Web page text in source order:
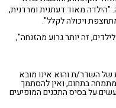
מאוד דעתנית ומרדנית,
ויכולה לקלל".
זה יותר גרוע מהזנחה",
השדר/ת והוא אינו מובא
בתחום, ואין להסתמך
על בסיס התכנים המופיעים